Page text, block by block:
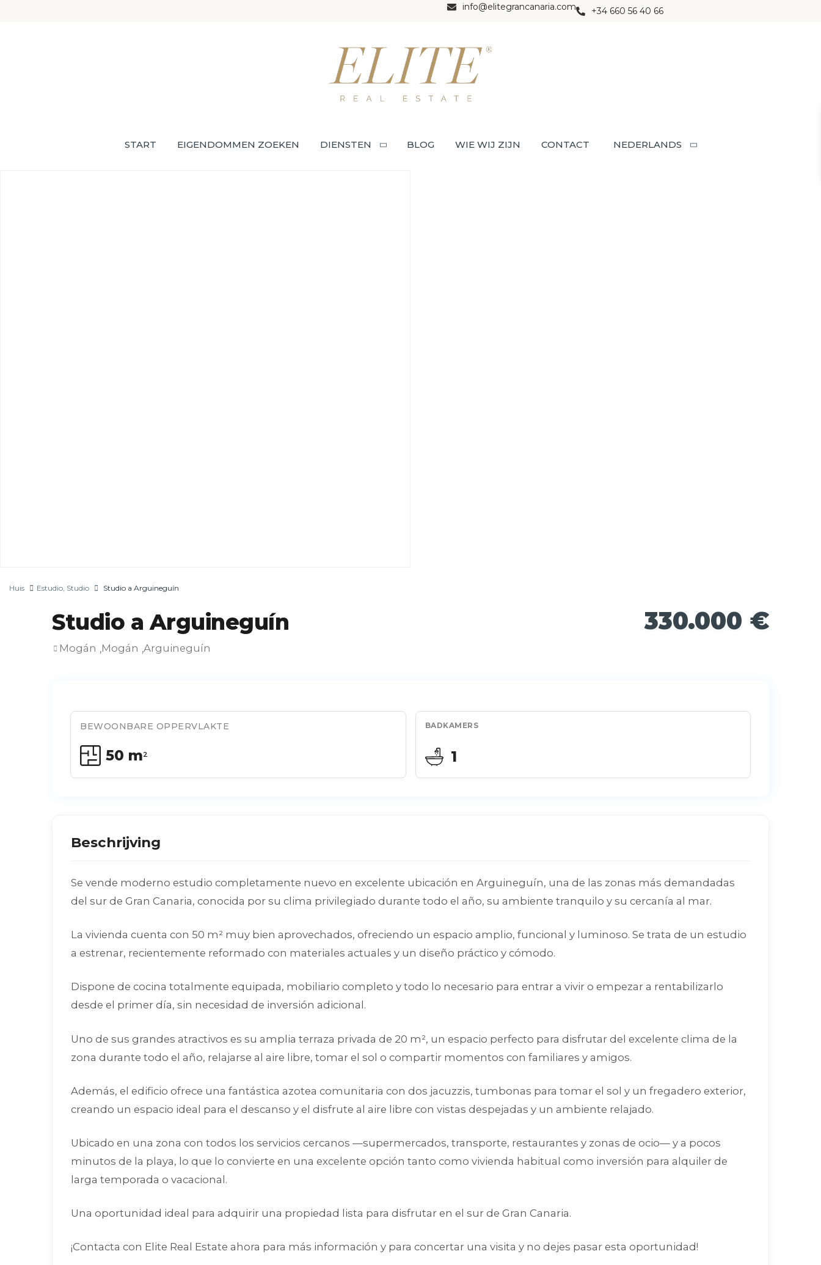
info@elitegrancanaria.com +34 660 56 40 66
START EIGENDOMMEN ZOEKEN DIENSTEN BLOG WIE WIJ ZIJN CONTACT NEDERLANDS
Huis Estudio, Studio Studio a Arguineguín
Studio a Arguineguín 330.000 €
Mogán ,Mogán ,Arguineguín
BEWOONBARE OPPERVLAKTE
50 m2
BADKAMERS
1
Beschrijving
Se vende moderno estudio completamente nuevo en excelente ubicación en Arguineguín, una de las zonas más demandadas
del sur de Gran Canaria, conocida por su clima privilegiado durante todo el año, su ambiente tranquilo y su cercanía al mar.
La vivienda cuenta con 50 m² muy bien aprovechados, ofreciendo un espacio amplio, funcional y luminoso. Se trata de un estudio
a estrenar, recientemente reformado con materiales actuales y un diseño práctico y cómodo.
Dispone de cocina totalmente equipada, mobiliario completo y todo lo necesario para entrar a vivir o empezar a rentabilizarlo
desde el primer día, sin necesidad de inversión adicional.
Uno de sus grandes atractivos es su amplia terraza privada de 20 m², un espacio perfecto para disfrutar del excelente clima de la
zona durante todo el año, relajarse al aire libre, tomar el sol o compartir momentos con familiares y amigos.
Además, el edificio ofrece una fantástica azotea comunitaria con dos jacuzzis, tumbonas para tomar el sol y un fregadero exterior,
creando un espacio ideal para el descanso y el disfrute al aire libre con vistas despejadas y un ambiente relajado.
Ubicado en una zona con todos los servicios cercanos —supermercados, transporte, restaurantes y zonas de ocio— y a pocos
minutos de la playa, lo que lo convierte en una excelente opción tanto como vivienda habitual como inversión para alquiler de
larga temporada o vacacional.
Una oportunidad ideal para adquirir una propiedad lista para disfrutar en el sur de Gran Canaria.
¡Contacta con Elite Real Estate ahora para más información y para concertar una visita y no dejes pasar esta oportunidad!